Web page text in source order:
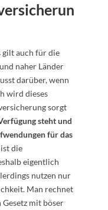
gilt auch für die
naher Länder
darüber, wenn
wird dieses
sorgt
steht und
für das
die
eigentlich
nutzen nur
Man rechnet
mit böser